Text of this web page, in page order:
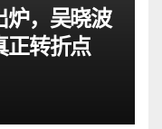
炉，吴晓波
正转折点